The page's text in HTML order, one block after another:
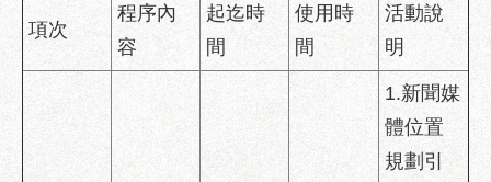
政
園
地
項次
程序內
容
起迄時
間
使用時
間
活動說
明
1.新聞媒
體位置
規劃引